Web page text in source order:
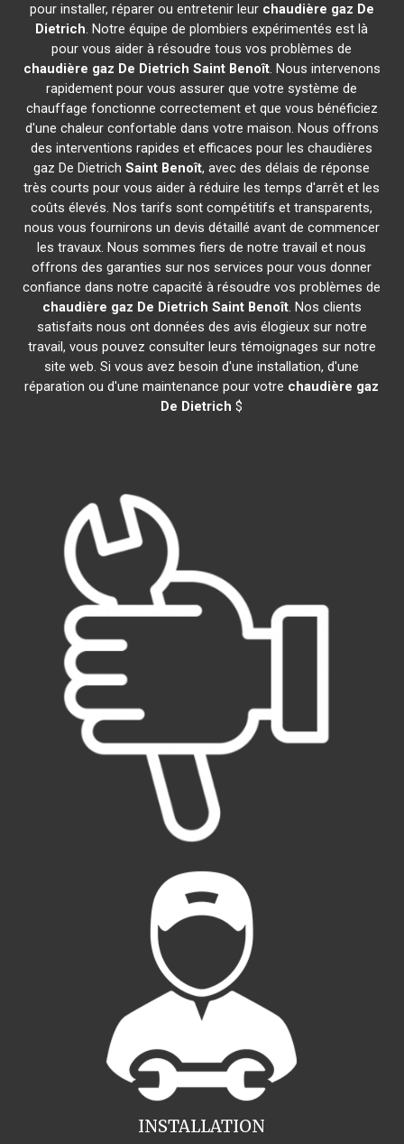
pour installer, réparer ou entretenir leur chaudière gaz De
Dietrich. Notre équipe de plombiers expérimentés est là
pour vous aider à résoudre tous vos problèmes de
chaudière gaz De Dietrich Saint Benoît. Nous intervenons
rapidement pour vous assurer que votre système de
chauffage fonctionne correctement et que vous bénéficiez
d'une chaleur confortable dans votre maison. Nous offrons
des interventions rapides et efficaces pour les chaudières
gaz De DietrichSaint Benoît, avec des délais de réponse
très courts pour vous aider à réduire les temps d'arrêt et les
coûts élevés. Nos tarifs sont compétitifs et transparents,
nous vous fournirons un devis détaillé avant de commencer
les travaux. Nous sommes fiers de notre travail et nous
offrons des garanties sur nos services pour vous donner
confiance dans notre capacité à résoudre vos problèmes de
chaudière gaz De Dietrich Saint Benoît. Nos clients
satisfaits nous ont données des avis élogieux sur notre
travail, vous pouvez consulter leurs témoignages sur notre
site web. Si vous avez besoin d'une installation, d'une
réparation ou d'une maintenance pour votre chaudière gaz
De Dietrich $
INSTALLATION